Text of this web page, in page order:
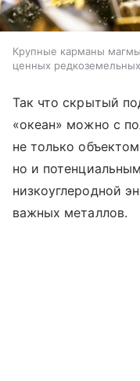
Крупные карманы
ценных
Так что скрытый
«океан» можно с
не только
но и
низкоуглеродной
важных металлов.